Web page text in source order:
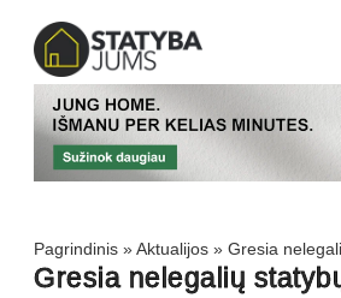
Pagrindinis »Aktualijos » Gresia
Gresia nelegalių